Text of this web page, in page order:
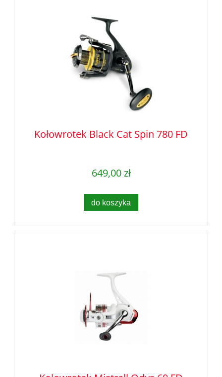
Kołowrotek Black Cat Spin 780 FD
649,00 zł
do koszyka